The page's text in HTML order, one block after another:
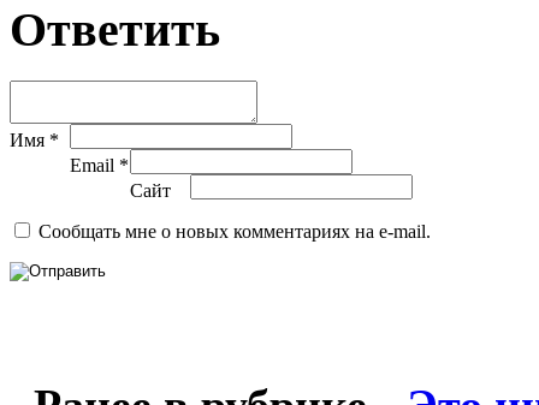
Ответить
Имя *
Email *
Сайт
Сообщать мне о новых комментариях на e-mail.